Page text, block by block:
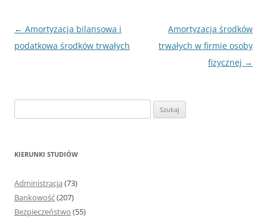
Nawigacja
wpisu
← Amortyzacja bilansowa i
podatkowa środków trwałych
Amortyzacja środków
trwałych w firmie osoby
fizycznej →
z
KIERUNKI STUDIÓW
Administracja (73)
Bankowość(207)
Bezpieczeństwo (55)